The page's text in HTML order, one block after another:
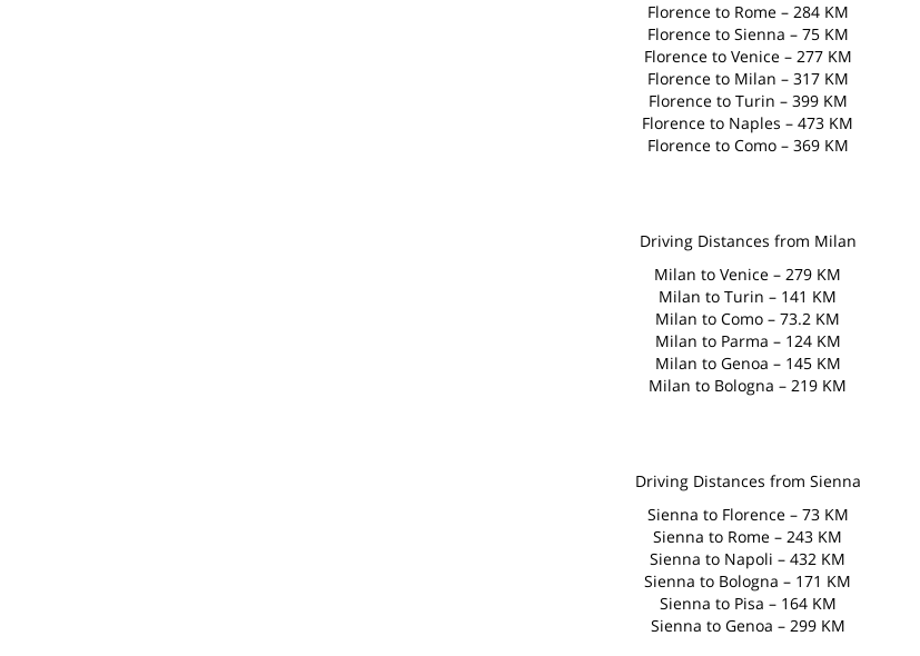
Florence to Rome – 284 KM
Florence to Sienna – 75 KM
Florence to Venice – 277 KM
Florence to Milan – 317 KM
Florence to Turin – 399 KM
Florence to Naples – 473 KM
Florence to Como – 369 KM
Driving Distances from Milan
Milan to Venice – 279 KM
Milan to Turin – 141 KM
Milan to Como – 73.2 KM
Milan to Parma – 124 KM
Milan to Genoa – 145 KM
Milan to Bologna – 219 KM
Driving Distances from Sienna
Sienna to Florence – 73 KM
Sienna to Rome – 243 KM
Sienna to Napoli – 432 KM
Sienna to Bologna – 171 KM
Sienna to Pisa – 164 KM
Sienna to Genoa – 299 KM